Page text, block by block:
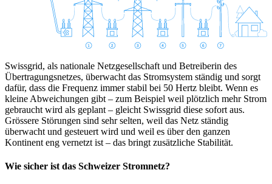
Swissgrid, als nationale Netzgesellschaft und Betreiberin des
Übertragungsnetzes, überwacht das Stromsystem ständig und sorgt
dafür, dass die Frequenz immer stabil bei 50 Hertz bleibt. Wenn es
kleine Abweichungen gibt – zum Beispiel weil plötzlich mehr Strom
gebraucht wird als geplant – gleicht Swissgrid diese sofort aus.
Grössere Störungen sind sehr selten, weil das Netz ständig
überwacht und gesteuert wird und weil es über den ganzen
Kontinent eng vernetzt ist – das bringt zusätzliche Stabilität.
Wie sicher ist das Schweizer Stromnetz?